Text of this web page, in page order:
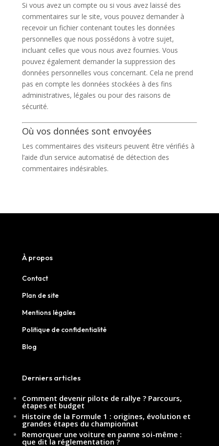
Si vous avez un compte ou si vous avez laissé des
commentaires sur le site, vous pouvez demander à
recevoir un fichier contenant toutes les données
personnelles que nous possédons à votre sujet,
incluant celles que vous nous avez fournies. Vous
pouvez également demander la suppression des
données personnelles vous concernant. Cela ne prend
pas en compte les données stockées à des fins
administratives, légales ou pour des raisons de
sécurité.
Où vos données sont envoyées
Les commentaires des visiteurs peuvent être vérifiés à
l’aide d’un service automatisé de détection des
commentaires indésirables.
À propos
Contact
Plan de site
Mentions légales
Politique de confidentialité
Blog
Derniers articles
Comment devenir pilote de rallye ? Parcours,
étapes et budget
Histoire de la Formule 1 : origines, évolution et
grandes étapes du championnat
Remorquer une voiture en panne soi-même :
que dit la réglementation ?